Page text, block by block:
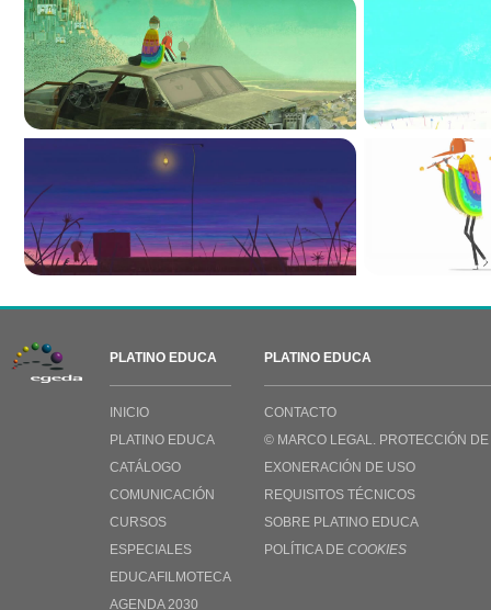
PLATINO EDUCA
INICIO
PLATINO EDUCA
CATÁLOGO
COMUNICACIÓN
CURSOS
ESPECIALES
EDUCAFILMOTECA
AGENDA 2030
PLATINO EDUCA
CONTACTO
© MARCO LEGAL. PROTECCIÓN DE
EXONERACIÓN DE USO
REQUISITOS TÉCNICOS
SOBRE PLATINO EDUCA
POLÍTICA DE COOKIES